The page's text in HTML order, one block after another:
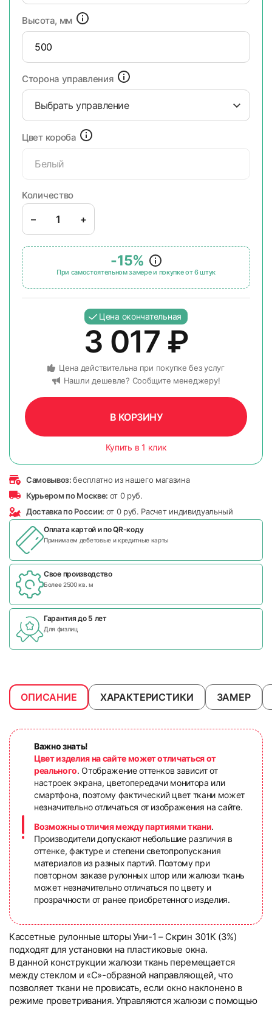
Высота, мм
Сторона управления
Выбрать управление
Цвет короба
Белый
Количество
– +
-15%
При самостоятельном замере и покупке от 6 штук
Цена окончательная
3 017 ₽
Цена действительна при покупке без услуг
Нашли дешевле? Сообщите менеджеру!
В КОРЗИНУ
Купить в 1 клик
Самовывоз:бесплатно из нашего магазина
Курьером по Москве: от 0 руб.
Доставка по России: от 0 руб. Расчет индивидуальный
Оплата картой и поQR-коду
Принимаем дебетовые и кредитные карты
Свое производство
Более 2500 кв. м
Гарантия до 5 лет
Для физлиц
ОПИСАНИЕ ХАРАКТЕРИСТИКИ ЗАМЕР
Важно знать!
Цвет изделия на сайте может отличаться от
реального. Отображение оттенков зависит от
настроек экрана, цветопередачи монитора или
смартфона, поэтому фактический цвет ткани может
незначительно отличаться от изображения на сайте.
Возможны отличия между партиями ткани.
Производители допускают небольшие различия в
оттенке, фактуре и степени светопропускания
материалов из разных партий. Поэтому при
повторном заказе рулонных штор или жалюзи ткань
может незначительно отличаться по цвету и
прозрачности от ранее приобретенного изделия.
Кассетные рулонные шторы Уни-1 – Скрин 301К (3%)
подходят для установки на пластиковые окна.
В данной конструкции жалюзи ткань перемещается
между стеклом и «С»-образной направляющей, что
позволяет ткани не провисать, если окно наклонено в
режиме проветривания. Управляются жалюзи с помощью